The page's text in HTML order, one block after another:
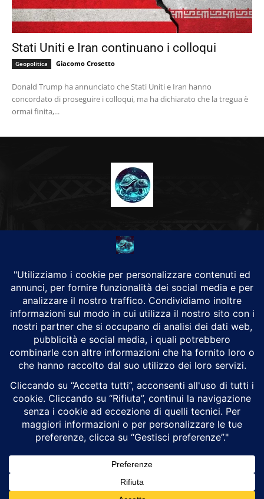
Stati Uniti e Iran continuano i colloqui
Geopolitica Giacomo Crosetto
Donald Trump ha annunciato che Stati Uniti e Iran hanno
concordato di proseguire i colloqui, ma ha dichiarato che la tregua è
ormai finita,...
CHI SIAMO
Alground Geopolitica e Cyberwarfare.
Da una idea di Brunilde Trizio
Alground fa parte del Gruppo Trizio
SEGUICI
Alground - Testata di Art Consulting - P.iva 02701880995 - Genova -
Cyberwarfare